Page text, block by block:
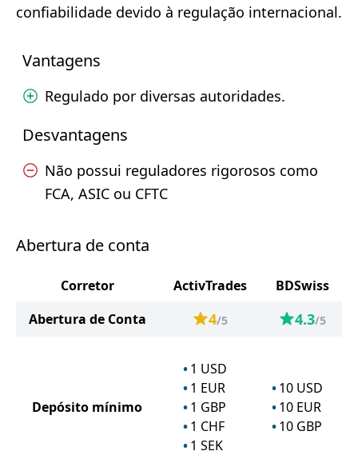
confiabilidade devido à regulação internacional.
Vantagens
Regulado por diversas autoridades.
Desvantagens
Não possui reguladores rigorosos como
FCA, ASIC ou CFTC
Abertura de conta
Corretor ActivTrades
BDSwiss
Abertura de Conta
4/5 4.3/5
Depósito mínimo
1 USD
1 EUR
1 GBP
1 CHF
1 SEK
10 USD
10 EUR
10 GBP